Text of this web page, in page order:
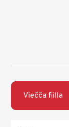
Viečča fiilla